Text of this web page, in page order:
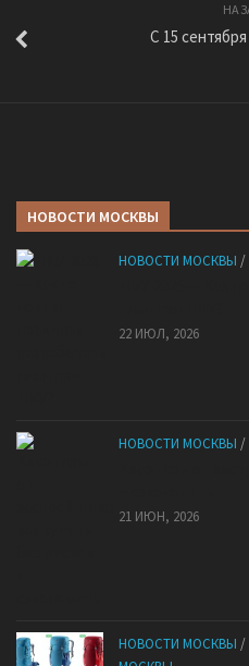
С 15
НОВОСТИ МОСКВЫ
НОВОСТИ МОСКВЫ /
22 ИЮЛ, 2026
НОВОСТИ МОСКВЫ /
21 ИЮН, 2026
НОВОСТИ МОСКВЫ /